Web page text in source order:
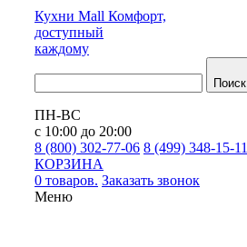
Кухни Mall Комфорт,
доступный
каждому
Поиск
ПН-ВС
с 10:00 до 20:00
8 (800) 302-77-06 8 (499) 348-15-11
КОРЗИНА
0 товаров. Заказать звонок
Меню